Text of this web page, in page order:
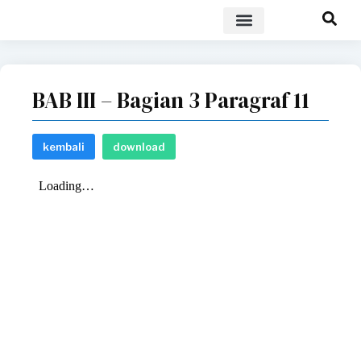
BAB III – Bagian 3 Paragraf 11
kembali download